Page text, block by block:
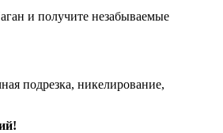
и получите незабываемые
подрезка, никелирование,